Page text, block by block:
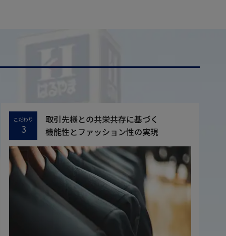
こだわり
3
取引先様との共栄共存に基づく
機能性とファッション性の実現